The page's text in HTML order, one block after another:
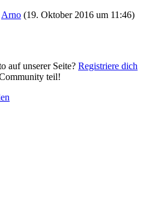
Arno (19. Oktober 2016 um 11:46)
auf unserer Seite? Registriere dich
teil!